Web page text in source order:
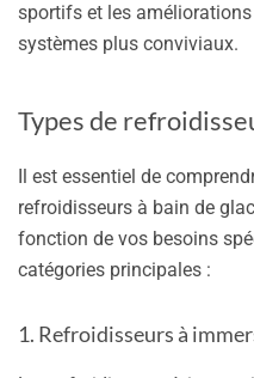
sportifs et les
systèmes plus conviviaux.
Types de
Il est essentiel de
refroidisseurs à bain de
fonction de vos besoins
catégories principales :
1. Refroidisseurs à